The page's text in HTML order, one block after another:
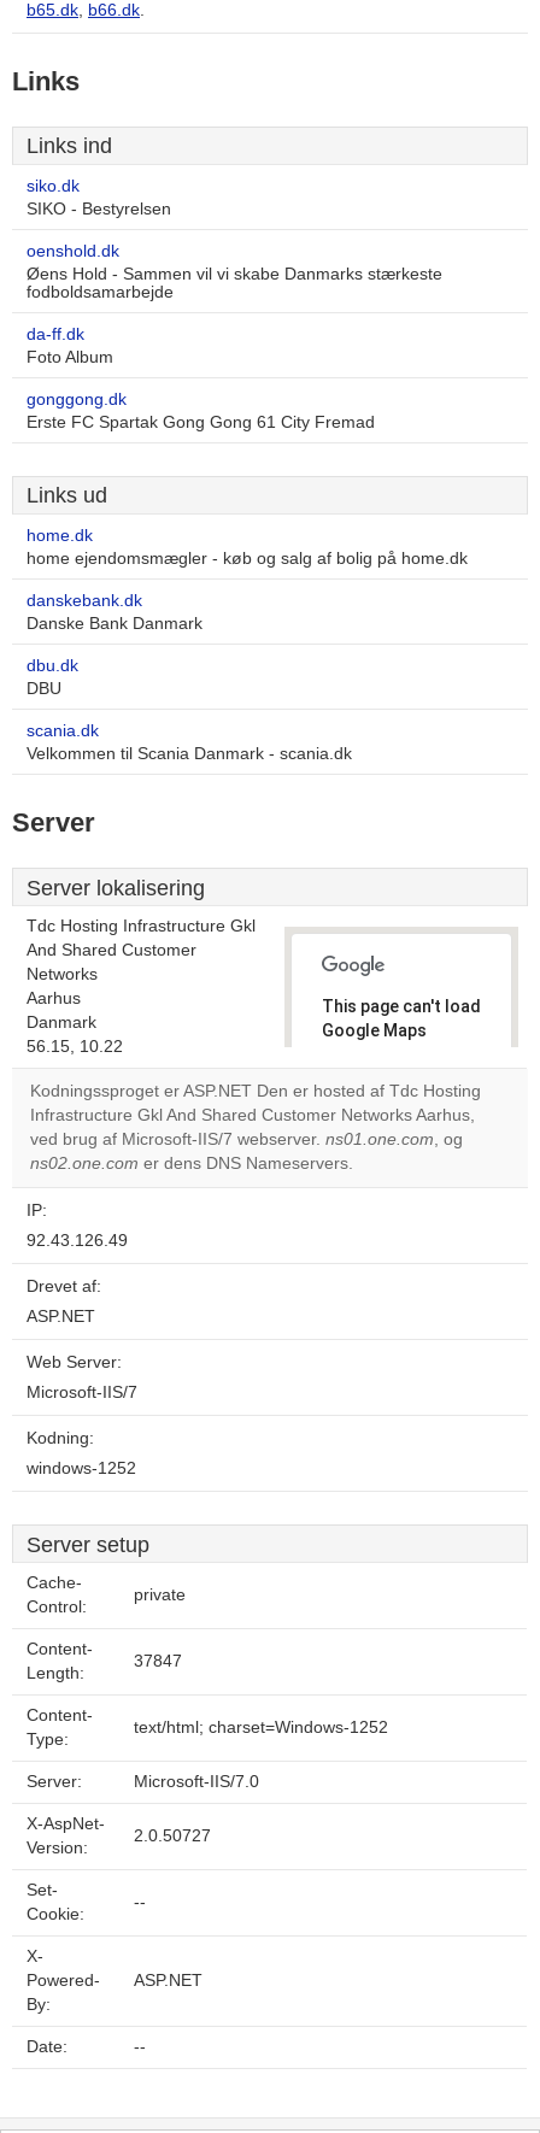
b65.dk, b66.dk.
Links
Links ind
siko.dk
SIKO - Bestyrelsen
oenshold.dk
Øens Hold - Sammen vil vi skabe Danmarks stærkeste
fodboldsamarbejde
da-ff.dk
Foto Album
gonggong.dk
Erste FC Spartak Gong Gong 61 City Fremad
Links ud
home.dk
home ejendomsmægler - køb og salg af bolig på home.dk
danskebank.dk
Danske Bank Danmark
dbu.dk
DBU
scania.dk
Velkommen til Scania Danmark - scania.dk
Server
Server lokalisering
Tdc Hosting Infrastructure Gkl
And Shared Customer
Networks
Aarhus
Danmark
56.15, 10.22
This page can't load
Google Maps
Do you
website?
OK
Kodningssproget er ASP.NET Den er hosted af Tdc Hosting
Infrastructure Gkl And Shared Customer Networks Aarhus,
ved brug af Microsoft-IIS/7 webserver. ns01.one.com, og
ns02.one.com er dens DNS Nameservers.
IP:
92.43.126.49
Drevet af:
ASP.NET
Web Server:
Microsoft-IIS/7
Kodning:
windows-1252
Server setup
Cache-
Control:
private
Content-
Length:
37847
Content-
Type:
text/html; charset=Windows-1252
Server: Microsoft-IIS/7.0
X-AspNet-
Version:
2.0.50727
Set-
Cookie:
--
X-
Powered-
By:
ASP.NET
Date: --